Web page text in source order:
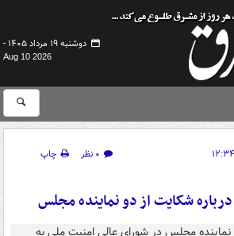
دوشنبه ۱۹ مرداد ۱۴۰۵ -
Aug 10 2026
۰ نظر
چاپ
شکایت از دو نماینده مجلس